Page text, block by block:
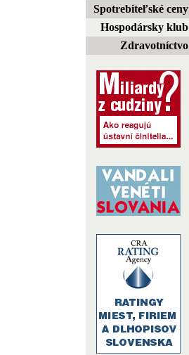
Spotrebiteľské ceny
Hospodársky klub
Zdravotníctvo